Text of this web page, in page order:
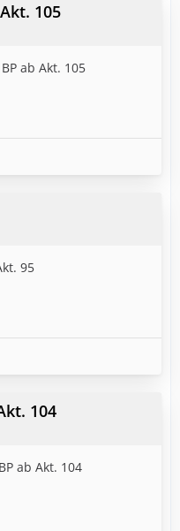
105
ab Akt. 105
95
104
ab Akt. 104